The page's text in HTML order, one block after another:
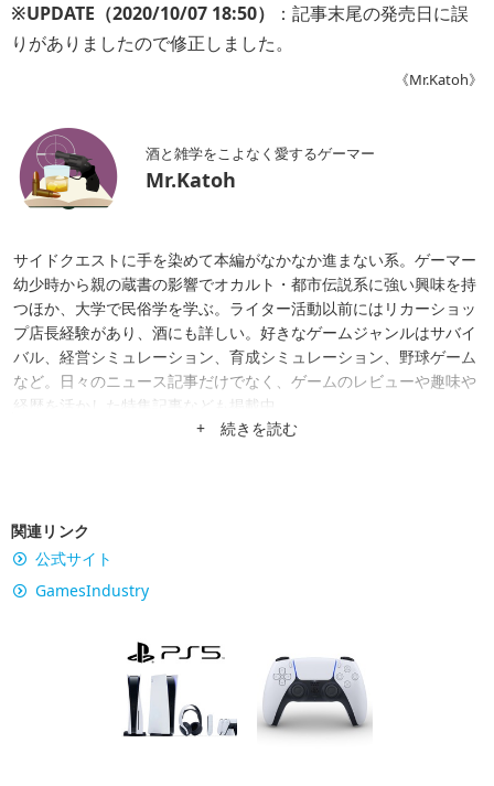
※UPDATE（2020/10/07 18:50）
：記事末尾の発売日に誤
りがありましたので修正しました。
《Mr.Katoh》
酒と雑学をこよなく愛するゲーマー
Mr.Katoh
サイドクエストに手を染めて本編がなかなか進まない系。ゲーマー
幼少時から親の蔵書の影響でオカルト・都市伝説系に強い興味を持
つほか、大学で民俗学を学ぶ。ライター活動以前にはリカーショッ
プ店長経験があり、酒にも詳しい。好きなゲームジャンルはサバイ
バル、経営シミュレーション、育成シミュレーション、野球ゲーム
など。日々のニュース記事だけでなく、ゲームのレビューや趣味や
経歴を活かした特集記事なども掲載中。
+ 続きを読む
関連リンク
公式サイト
GamesIndustry